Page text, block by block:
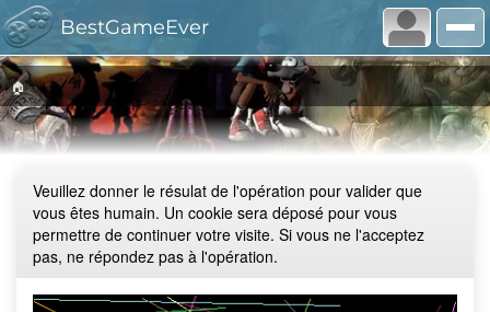
BestGameEver
🏠
Veuillez donner le résulat de l'opération pour valider que
vous êtes humain. Un cookie sera déposé pour vous
permettre de continuer votre visite. Si vous ne l'acceptez
pas, ne répondez pas à l'opération.